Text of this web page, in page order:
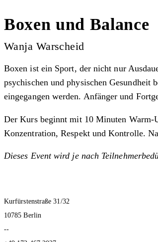
Boxen und Balance
Wanja Warscheid
Boxen ist ein Sport, der nicht nur
psychischen und physischen
eingegangen werden. Anfänger und
Der Kurs beginnt mit 10 Minuten Warm-
Konzentration, Respekt und Kontrolle.
Dieses Event wird je nach
Kurfürstenstraße 31/32
10785 Berlin
--